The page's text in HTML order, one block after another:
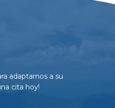
adaptarnos a su
cita hoy!